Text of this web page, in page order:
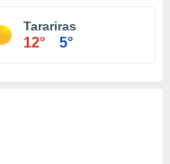
Tarariras
12° 5°